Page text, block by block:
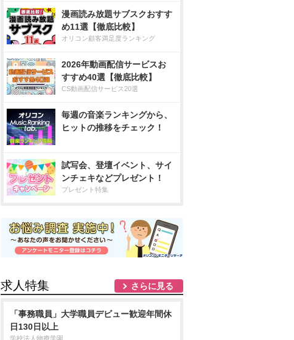
漫画読み放題サブスクおすす
め11選【徹底比較】
オリコン顧客満足度ランキング
2026年動画配信サービスお
すすめ40選【徹底比較】
CS動画配信サービス20選
毎週の音楽ランキングから、
ヒットの推移をチェック！
試写会、登壇イベント、サイ
ンチェキなどプレゼント！
プレゼント特集
求人特集 さらに見る
「事務職員」大学職員デビュー歓迎年間休
日130日以上
学校法人物療学園